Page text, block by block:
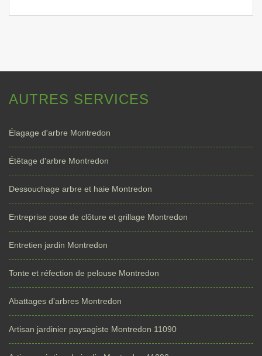
AUTRES SERVICES
Élagage d'arbre Montredon
Étêtage d'arbre Montredon
Dessouchage arbre et haie Montredon
Entreprise pose de clôture et grillage Montredon
Entretien jardin Montredon
Tonte et réfection de pelouse Montredon
Abattages d'arbres Montredon
Artisan jardinier paysagiste Montredon 11090